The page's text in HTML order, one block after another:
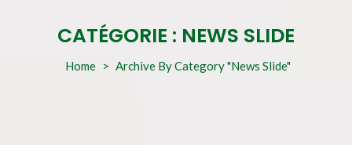
CATÉGORIE : NEWS SLIDE
Home > Archive By Category "News Slide"